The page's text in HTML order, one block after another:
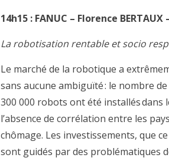
14h15 : FANUC – Florence BERTAUX
La robotisation rentable et socio
Le marché de la robotique a
sans aucune ambiguïté : le nombre
300 000 robots ont été installés dans
l’absence de corrélation entre les
chômage. Les investissements, que
sont guidés par des problématiques